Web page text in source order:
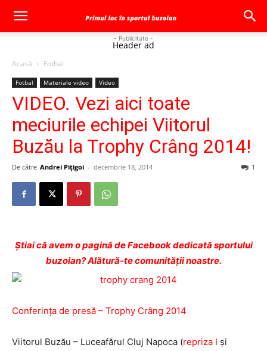
- Publicitate -
Header ad
Acasă Fotbal
Fotbal Materiale video Video
VIDEO. Vezi aici toate
meciurile echipei Viitorul
Buzău la Trophy Crâng 2014!
De către Andrei Pițigoi - decembrie 18, 2014 1
Ştiai că avem o pagină de Facebook dedicată sportului
buzoian? Alătură-te comunității noastre.
Conferinţa de presă – Trophy Crâng 2014
Viitorul Buzău – Luceafărul Cluj Napoca (repriza I şi